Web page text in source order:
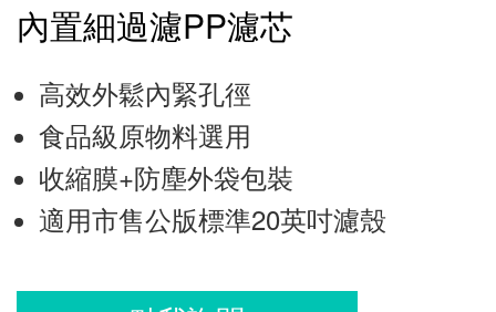
內置細過濾PP濾芯
高效外鬆內緊孔徑
食品級原物料選用
收縮膜+防塵外袋包裝
適用市售公版標準20英吋濾殼